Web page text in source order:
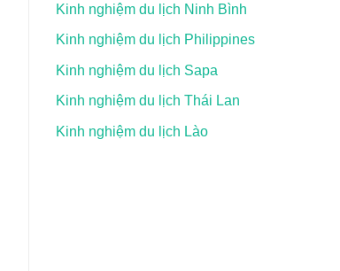
Kinh nghiệm du lịch Ninh Bình
Kinh nghiệm du lịch Philippines
Kinh nghiệm du lịch Sapa
Kinh nghiệm du lịch Thái Lan
Kinh nghiệm du lịch Lào